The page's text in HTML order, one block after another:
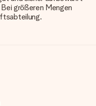
größeren Mengen